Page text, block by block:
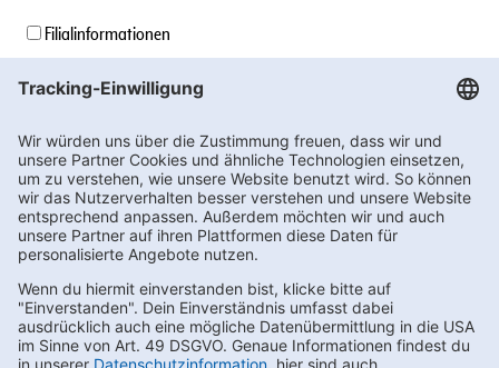
Filialinformationen
Unternehmensinformationen
Stellenangebote
Soziales Engagement